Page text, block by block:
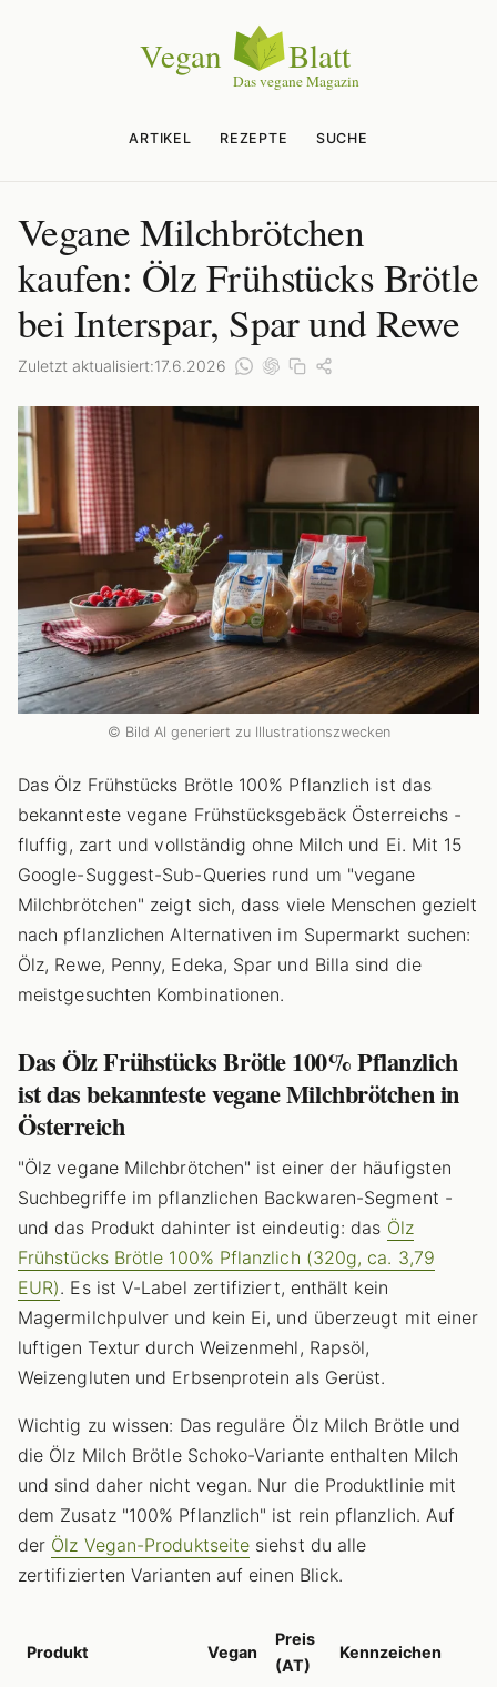
ARTIKEL REZEPTE SUCHE
Vegane Milchbrötchen
kaufen: Ölz Frühstücks Brötle
bei Interspar, Spar und Rewe
Zuletzt aktualisiert:17.6.2026
© Bild AI generiert zu Illustrationszwecken
Das Ölz Frühstücks Brötle 100% Pflanzlich ist das
bekannteste vegane Frühstücksgebäck Österreichs -
fluffig, zart und vollständig ohne Milch und Ei. Mit 15
Google-Suggest-Sub-Queries rund um "vegane
Milchbrötchen" zeigt sich, dass viele Menschen gezielt
nach pflanzlichen Alternativen im Supermarkt suchen:
Ölz, Rewe, Penny, Edeka, Spar und Billa sind die
meistgesuchten Kombinationen.
Das Ölz Frühstücks Brötle 100% Pflanzlich
ist das bekannteste vegane Milchbrötchen in
Österreich
"Ölz vegane Milchbrötchen" ist einer der häufigsten
Suchbegriffe im pflanzlichen Backwaren-Segment -
und das Produkt dahinter ist eindeutig: das Ölz
Frühstücks Brötle 100% Pflanzlich (320g, ca. 3,79
EUR). Es ist V-Label zertifiziert, enthält kein
Magermilchpulver und kein Ei, und überzeugt mit einer
luftigen Textur durch Weizenmehl, Rapsöl,
Weizengluten und Erbsenprotein als Gerüst.
Wichtig zu wissen: Das reguläre Ölz Milch Brötle und
die Ölz Milch Brötle Schoko-Variante enthalten Milch
und sind daher nicht vegan. Nur die Produktlinie mit
dem Zusatz "100% Pflanzlich" ist rein pflanzlich. Auf
der Ölz Vegan-Produktseite siehst du alle
zertifizierten Varianten auf einen Blick.
Produkt Vegan
Preis
(AT)
Kennzeichen